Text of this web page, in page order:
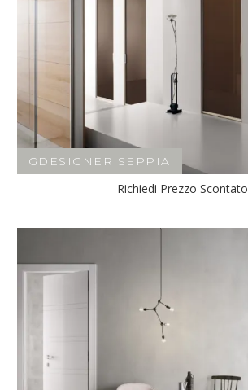
GDESIGNER SEPPIA
Richiedi Prezzo Scontato